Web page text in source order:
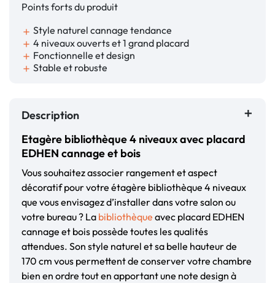
Points forts du produit
add Style naturel cannage tendance
add 4 niveaux ouverts et 1 grand placard
add Fonctionnelle et design
add Stable et robuste
Description
Etagère bibliothèque 4 niveaux avec placard
EDHEN cannage et bois
Vous souhaitez associer rangement et aspect
décoratif pour votre étagère bibliothèque 4 niveaux
que vous envisagez d’installer dans votre salon ou
votre bureau ? La bibliothèque avec placard EDHEN
cannage et bois possède toutes les qualités
attendues. Son style naturel et sa belle hauteur de
170 cm vous permettent de conserver votre chambre
bien en ordre tout en apportant une note design à